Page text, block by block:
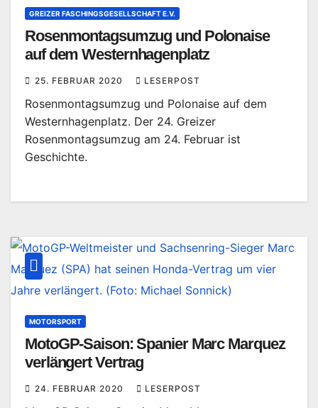
GREIZER FASCHINGSGESELLSCHAFT E.V.
Rosenmontagsumzug und Polonaise
auf dem Westernhagenplatz
25. FEBRUAR 2020 LESERPOST
Rosenmontagsumzug und Polonaise auf dem
Westernhagenplatz. Der 24. Greizer
Rosenmontagsumzug am 24. Februar ist
Geschichte.
MOTORSPORT
MotoGP-Saison: Spanier Marc Marquez
verlängert Vertrag
24. FEBRUAR 2020 LESERPOST